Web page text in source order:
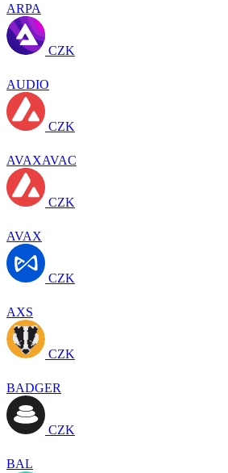
ARPA
CZK
AUDIO
CZK
AVAXAVAC
CZK
AVAX
CZK
AXS
CZK
BADGER
CZK
BAL